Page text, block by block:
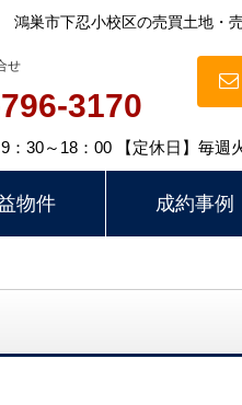
鴻巣市下忍小校区の売買土地・
せ
3170
9：30～18：00 【定休日】毎週
物件 成約事例